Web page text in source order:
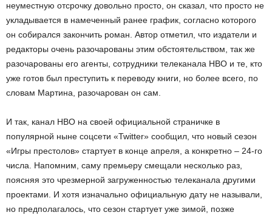
неуместную отсрочку довольно просто, он сказал, что просто не
укладывается в намеченный ранее график, согласно которого
он собирался закончить роман. Автор отметил, что издатели и
редакторы очень разочарованы этим обстоятельством, так же
разочарованы его агенты, сотрудники телеканала НВО и те, кто
уже готов был преступить к переводу книги, но более всего, по
словам Мартина, разочарован он сам.
И так, канал НВО на своей официальной страничке в
популярной ныне соцсети «Twitter» сообщил, что новый сезон
«Игры престолов» стартует в конце апреля, а конкретно – 24-го
числа. Напомним, саму премьеру смещали несколько раз,
поясняя это чрезмерной загруженностью телеканала другими
проектами. И хотя изначально официальную дату не называли,
но предполагалось, что сезон стартует уже зимой, позже